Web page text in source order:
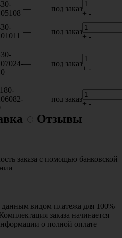
— под заказ
+ -
— под заказ
+ -
— под заказ
+ -
— под заказ
+ -
Отзывы
заказа с помощью банковской
данным видом платежа для 100%
заказа начинается
о полной оплате